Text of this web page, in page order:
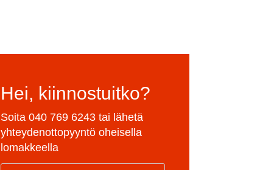
Hei, kiinnostuitko?
Soita 040 769 6243 tai lähetä
yhteydenottopyyntö oheisella
lomakkeella